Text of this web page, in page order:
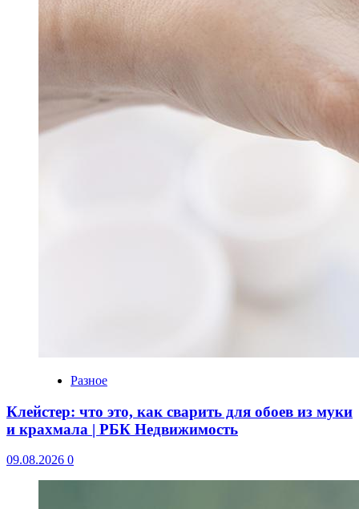
Разное
Клейстер: что это, как сварить для обоев из муки
и крахмала | РБК Недвижимость
09.08.2026 0